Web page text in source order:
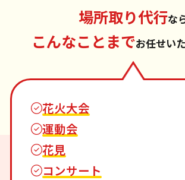
場所取り代行な
こんなことまでお任せい
花火大会
運動会
花見
コンサート